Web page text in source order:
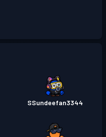
SSundeefan3344